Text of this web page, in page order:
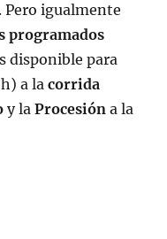
Pero igualmente
programados
disponible para
a lacorrida
y laProcesión a la